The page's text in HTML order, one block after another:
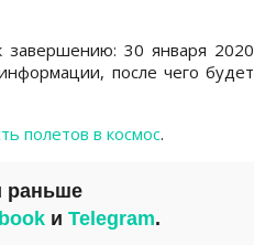
завершению: 30 января 2020
после чего будет
полетов в космос.
раньше
и Telegram.